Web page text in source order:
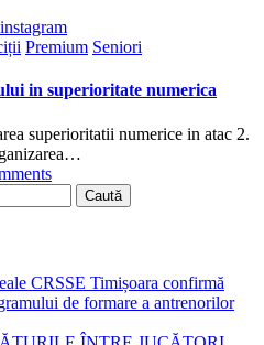
instagram
Premium Seniori
in superioritate numerica
superioritatii numerice in atac 2.
CRSSE Timișoara confirmă
de formare a antrenorilor